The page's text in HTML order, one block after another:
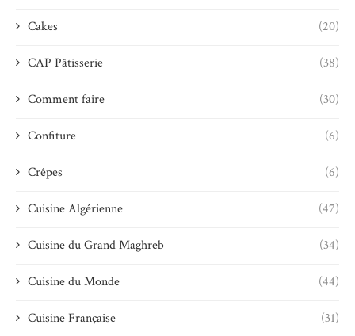
Cakes (20)
CAP Pâtisserie (38)
Comment faire (30)
Confiture (6)
Crêpes (6)
Cuisine Algérienne (47)
Cuisine du Grand Maghreb (34)
Cuisine du Monde (44)
Cuisine Française (31)